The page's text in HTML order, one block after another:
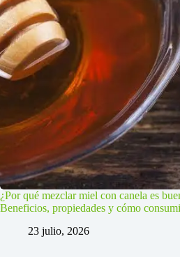
¿Por qué mezclar miel con canela es
Beneficios, propiedades y cómo
23 julio, 2026